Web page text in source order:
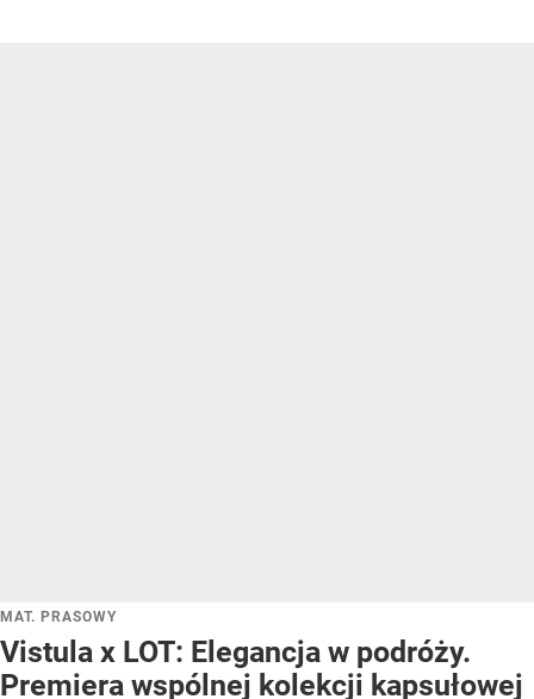
MAT. PRASOWY
Vistula x LOT: Elegancja w podróży.
Premiera wspólnej kolekcji kapsułowej